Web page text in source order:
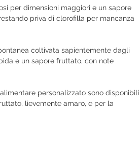
per dimensioni maggiori e un sapore
priva di clorofilla per mancanza
coltivata sapientemente dagli
e un sapore fruttato, con note
personalizzato sono disponibili
lievemente amaro, e per la